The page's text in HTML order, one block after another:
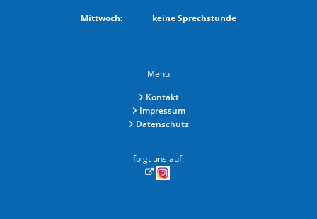
Mittwoch: keine Sprechstunde
Menü
Kontakt
Impressum
Datenschutz
folgt uns auf: